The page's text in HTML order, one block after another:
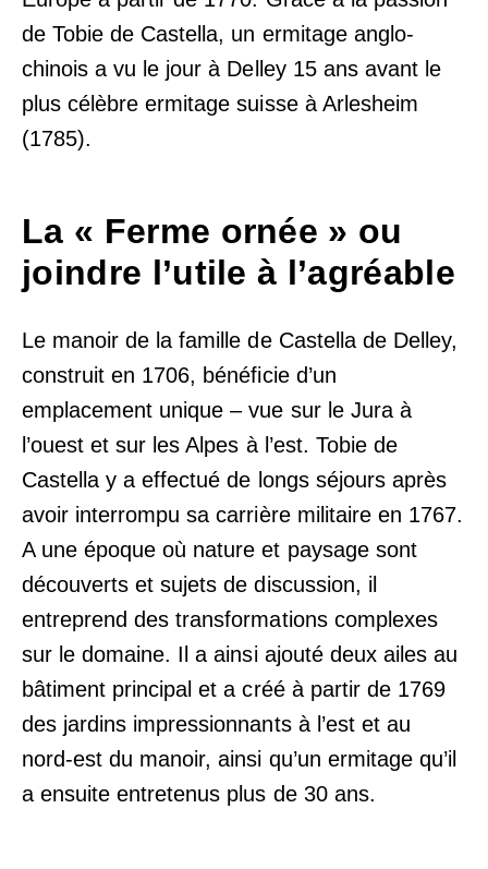
de Tobie de Castella, un ermitage anglo-
chinois a vu le jour à Delley 15 ans avant le
plus célèbre ermitage suisse à Arlesheim
(1785).
La « Ferme ornée » ou
joindre l’utile à l’agréable
Le manoir de la famille de Castella de Delley,
construit en 1706, bénéficie d’un
emplacement unique – vue sur le Jura à
l’ouest et sur les Alpes à l’est. Tobie de
Castella y a effectué de longs séjours après
avoir interrompu sa carrière militaire en 1767.
A une époque où nature et paysage sont
découverts et sujets de discussion, il
entreprend des transformations complexes
sur le domaine. Il a ainsi ajouté deux ailes au
bâtiment principal et a créé à partir de 1769
des jardins impressionnants à l’est et au
nord-est du manoir, ainsi qu’un ermitage qu’il
a ensuite entretenus plus de 30 ans.